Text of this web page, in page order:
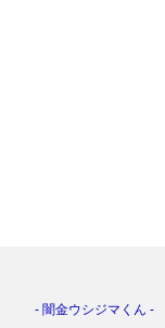
闇金ウシジマくん